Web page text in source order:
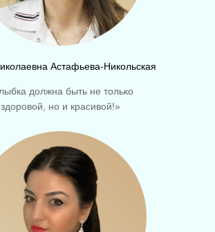
Астафьева-Никольская
должна быть не только
здоровой, но и красивой!»